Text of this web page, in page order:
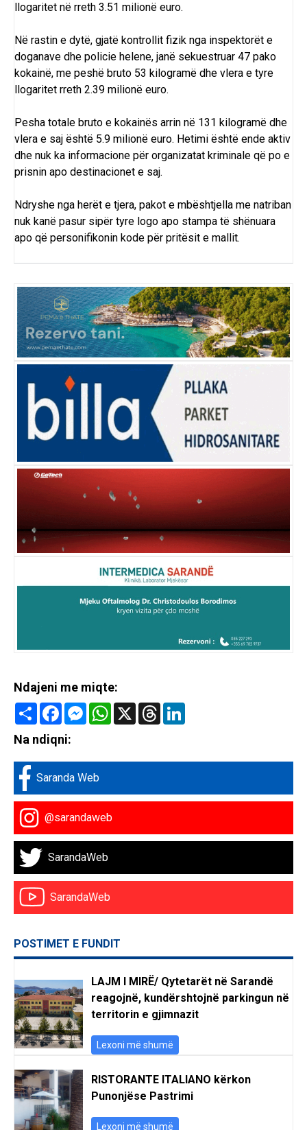
llogaritet në rreth 3.51 milionë euro.
Në rastin e dytë, gjatë kontrollit fizik nga inspektorët e
doganave dhe policie helene, janë sekuestruar 47 pako
kokainë, me peshë bruto 53 kilogramë dhe vlera e tyre
llogaritet rreth 2.39 milionë euro.
Pesha totale bruto e kokainës arrin në 131 kilogramë dhe
vlera e saj është 5.9 milionë euro. Hetimi është ende aktiv
dhe nuk ka informacione për organizatat kriminale që po e
prisnin apo destinacionet e saj.
Ndryshe nga herët e tjera, pakot e mbështjella me natriban
nuk kanë pasur sipër tyre logo apo stampa të shënuara
apo që personifikonin kode për pritësit e mallit.
Ndajeni me miqte:
Share FacebookMessenger
WhatsApp
X Threads
Na ndiqni:
Saranda Web
@sarandaweb
SarandaWeb
SarandaWeb
POSTIMET E FUNDIT
LAJM I MIRË/ Qytetarët në Sarandë
reagojnë, kundërshtojnë parkingun në
territorin e gjimnazit
Lexoni më shumë
RISTORANTE ITALIANO kërkon
Punonjëse Pastrimi
Lexoni më shumë